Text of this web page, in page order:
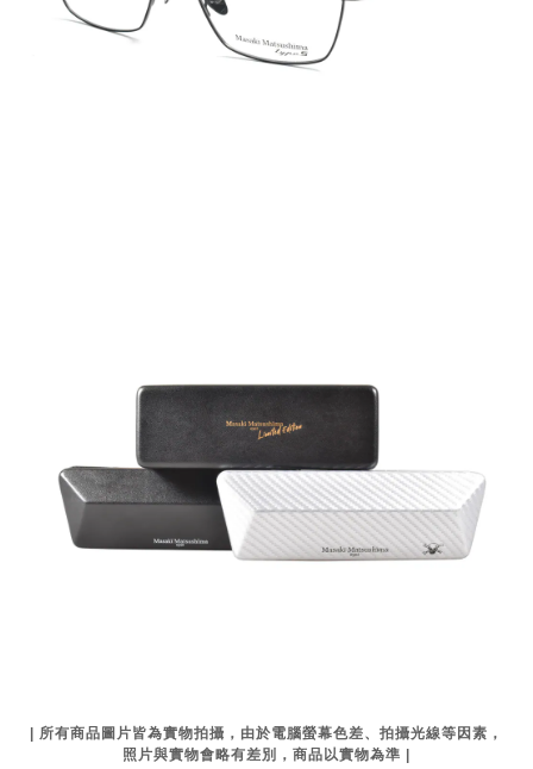
| 所有商品圖片皆為實物拍攝，由於電腦螢幕色差、拍攝光線等因素，
照片與實物會略有差別，商品以實物為準 |